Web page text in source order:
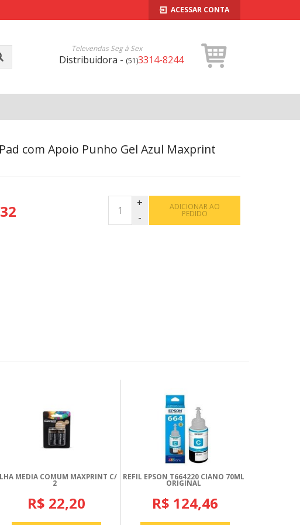
ACESSAR CONTA
Televendas Seg à Sex
Distribuidora - (51)3314-8244
com Apoio Punho Gel Azul Maxprint
ADICIONAR AO
PEDIDO
MEDIA COMUM MAXPRINT C/
2
R$ 22,20
REFIL EPSON T664220 CIANO 70ML
ORIGINAL
R$ 124,46